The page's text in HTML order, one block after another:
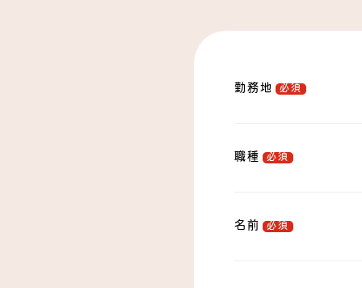
勤務地 必須
職種 必須
名前 必須